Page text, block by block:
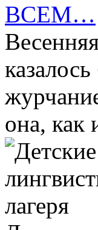
ВСЕМ…
она, как